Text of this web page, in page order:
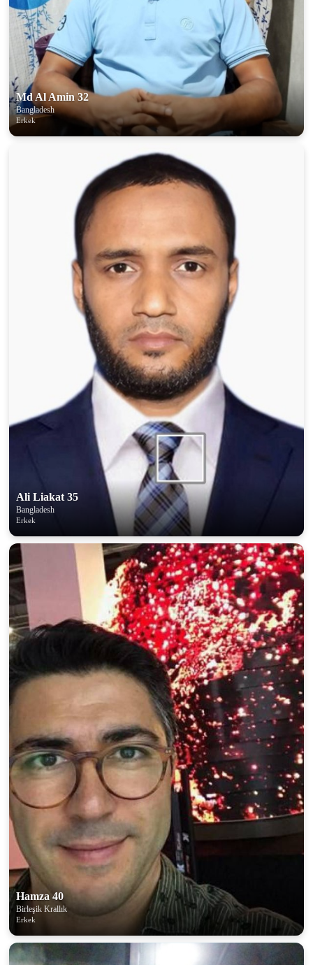
Md Al Amin 32
Bangladesh
Erkek
Ali Liakat 35
Bangladesh
Erkek
Hamza 40
Birleşik Krallık
Erkek